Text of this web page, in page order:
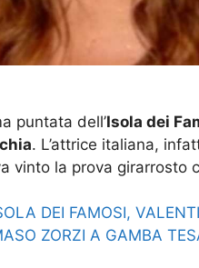
puntata dell’Isola dei
. L’attrice italiana,
vinto la prova girarrosto
DEI FAMOSI,
ZORZI A GAMBA